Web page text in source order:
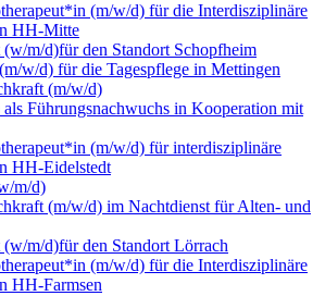
(m/w/d) für die Interdisziplinäre
HH-Mitte
(w/m/d)für den Standort Schopfheim
w/d) für die Tagespflege in Mettingen
(m/w/d)
Führungsnachwuchs in Kooperation mit
(m/w/d) für interdisziplinäre
HH-Eidelstedt
m/d)
(m/w/d) im Nachtdienst für Alten- und
(w/m/d)für den Standort Lörrach
(m/w/d) für die Interdisziplinäre
HH-Farmsen